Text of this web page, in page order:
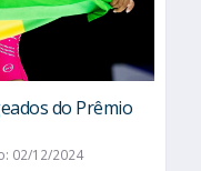
do Prêmio
02/12/2024